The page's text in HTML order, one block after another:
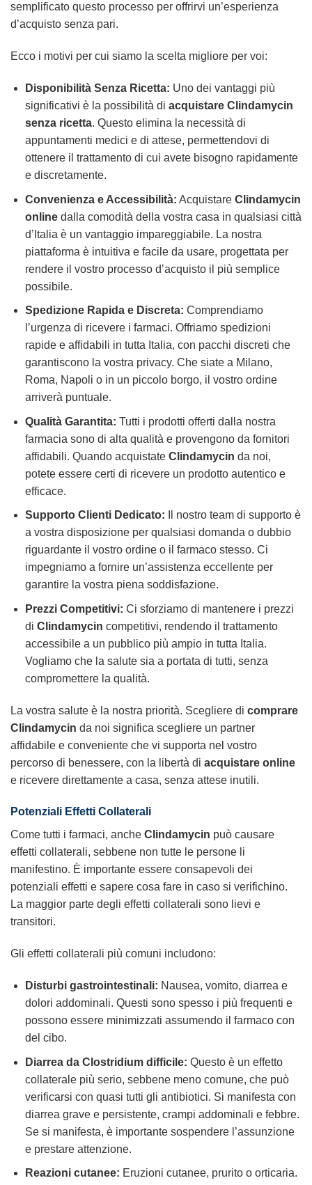
semplificato questo processo per offrirvi un’esperienza
d’acquisto senza pari.
Ecco i motivi per cui siamo la scelta migliore per voi:
Disponibilità Senza Ricetta: Uno dei vantaggi più
significativi è la possibilità di acquistare Clindamycin
senza ricetta. Questo elimina la necessità di
appuntamenti medici e di attese, permettendovi di
ottenere il trattamento di cui avete bisogno rapidamente
e discretamente.
Convenienza e Accessibilità: Acquistare Clindamycin
onlinedalla comodità della vostra casa in qualsiasi città
d’Italia è un vantaggio impareggiabile. La nostra
piattaforma è intuitiva e facile da usare, progettata per
rendere il vostro processo d’acquisto il più semplice
possibile.
Spedizione Rapida e Discreta: Comprendiamo
l’urgenza di ricevere i farmaci. Offriamo spedizioni
rapide e affidabili in tutta Italia, con pacchi discreti che
garantiscono la vostra privacy. Che siate a Milano,
Roma, Napoli o in un piccolo borgo, il vostro ordine
arriverà puntuale.
Qualità Garantita: Tutti i prodotti offerti dalla nostra
farmacia sono di alta qualità e provengono da fornitori
affidabili. Quando acquistate Clindamycin da noi,
potete essere certi di ricevere un prodotto autentico e
efficace.
Supporto Clienti Dedicato: Il nostro team di supporto è
a vostra disposizione per qualsiasi domanda o dubbio
riguardante il vostro ordine o il farmaco stesso. Ci
impegniamo a fornire un’assistenza eccellente per
garantire la vostra piena soddisfazione.
Prezzi Competitivi: Ci sforziamo di mantenere i prezzi
di Clindamycin competitivi, rendendo il trattamento
accessibile a un pubblico più ampio in tutta Italia.
Vogliamo che la salute sia a portata di tutti, senza
compromettere la qualità.
La vostra salute è la nostra priorità. Scegliere di comprare
Clindamycin da noi significa scegliere un partner
affidabile e conveniente che vi supporta nel vostro
percorso di benessere, con la libertà di acquistare online
e ricevere direttamente a casa, senza attese inutili.
Potenziali Effetti Collaterali
Come tutti i farmaci, anche Clindamycin può causare
effetti collaterali, sebbene non tutte le persone li
manifestino. È importante essere consapevoli dei
potenziali effetti e sapere cosa fare in caso si verifichino.
La maggior parte degli effetti collaterali sono lievi e
transitori.
Gli effetti collaterali più comuni includono:
Disturbi gastrointestinali: Nausea, vomito, diarrea e
dolori addominali. Questi sono spesso i più frequenti e
possono essere minimizzati assumendo il farmaco con
del cibo.
Diarrea da Clostridium difficile: Questo è un effetto
collaterale più serio, sebbene meno comune, che può
verificarsi con quasi tutti gli antibiotici. Si manifesta con
diarrea grave e persistente, crampi addominali e febbre.
Se si manifesta, è importante sospendere l’assunzione
e prestare attenzione.
Reazioni cutanee: Eruzioni cutanee, prurito o orticaria.